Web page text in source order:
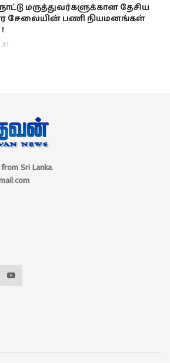
மருத்துவர்களுக்கான தேசிய
சேவையின் பணி நியமனங்கள்
31
Sri Lanka.